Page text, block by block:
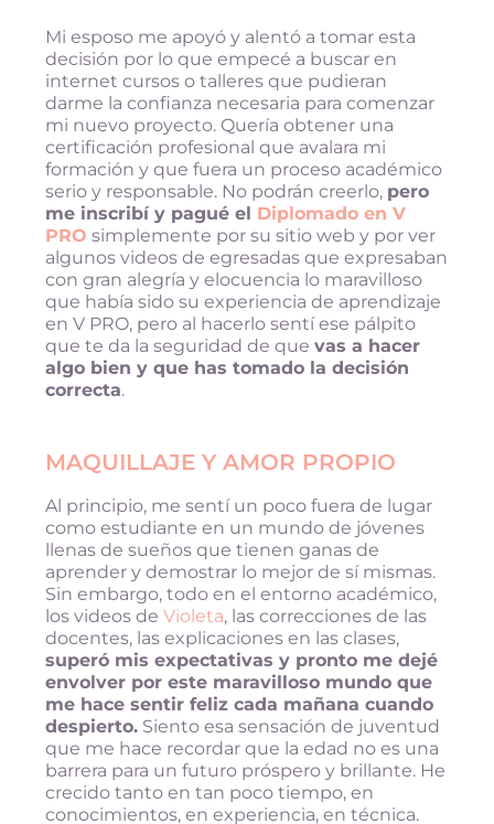
Mi esposo me apoyó y alentó a tomar esta
decisión por lo que empecé a buscar en
internet cursos o talleres que pudieran
darme la confianza necesaria para comenzar
mi nuevo proyecto. Quería obtener una
certificación profesional que avalara mi
formación y que fuera un proceso académico
serio y responsable. No podrán creerlo, pero
me inscribí y pagué el Diplomado en V
PRO simplemente por su sitio web y por ver
algunos videos de egresadas que expresaban
con gran alegría y elocuencia lo maravilloso
que había sido su experiencia de aprendizaje
en V PRO, pero al hacerlo sentí ese pálpito
que te da la seguridad de quevas a hacer
algo bien y que has tomado la decisión
correcta.
MAQUILLAJE Y AMOR PROPIO​
Al principio, me sentí un poco fuera de lugar
como estudiante en un mundo de jóvenes
llenas de sueños que tienen ganas de
aprender y demostrar lo mejor de sí mismas.
Sin embargo, todo en el entorno académico,
los videos deVioleta, las correcciones de las
docentes, las explicaciones en las clases,
superó mis expectativas y pronto me dejé
envolver por este maravilloso mundo que
me hace sentir feliz cada mañana cuando
despierto. Siento esa sensación de juventud
que me hace recordar que la edad no es una
barrera para un futuro próspero y brillante. He
crecido tanto en tan poco tiempo, en
conocimientos, en experiencia, en técnica.